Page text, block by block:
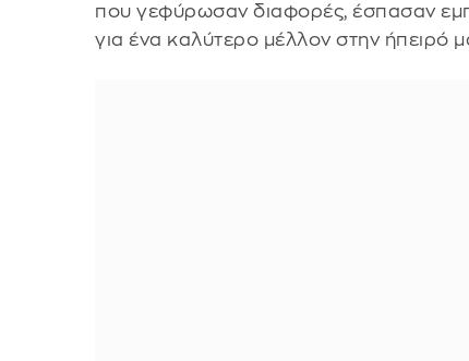
που γεφύρωσαν διαφορές, έσπασαν
για ένα καλύτερο μέλλον στην ήπειρό